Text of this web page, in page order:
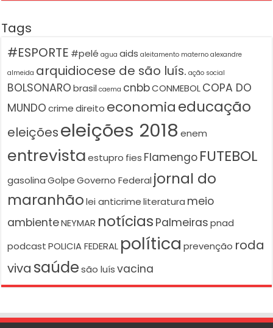
Tags
#ESPORTE #pelé agua aids aleitamento materno alexandre
almeida arquidiocese de são luís. ação social
BOLSONARO brasil caema cnbbCONMEBOLCOPA DO
MUNDO crime direito economiaeducação
eleiçõeseleições 2018 enem
entrevista estupro fies Flamengo FUTEBOL
gasolina Golpe Governo Federal jornal do
maranhão lei anticrime literatura meio
ambienteNEYMAR notícias Palmeiras pnad
podcast POLICIA FEDERAL política prevenção roda
viva saúde são luís vacina